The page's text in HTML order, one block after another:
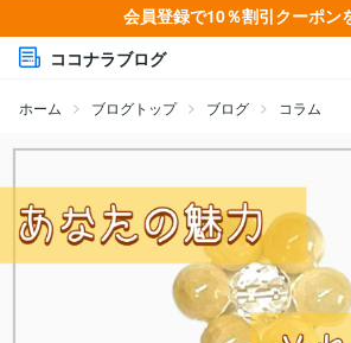
会員登録で10％割引クーポン
ココナラブログ
ホーム ブログトップ ブログ コラム